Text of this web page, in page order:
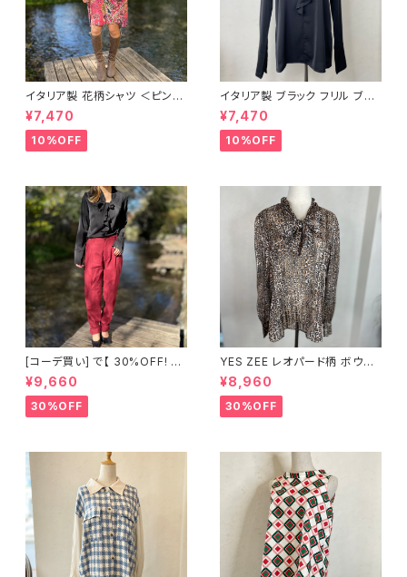
イタリア製 花柄シャツ ＜ピンク
＞
¥7,470
10%OFF
イタリア製 ブラック フリル ブラ
ウス
¥7,470
10%OFF
[コーデ買い] で【 30%OFF! 】2
点 イタリア製 ブラック フリル ブ
ラウス + フランス古着 NEWoM
an レッド パンツ
¥9,660
30%OFF
YES ZEE レオパード柄 ボウタ
イブラウス
¥8,960
30%OFF